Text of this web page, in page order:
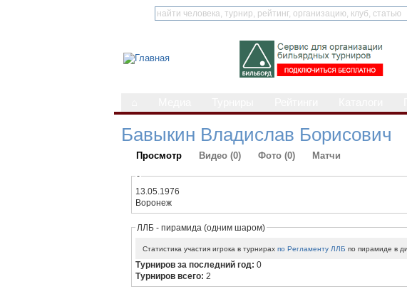
Бавыкин Владислав Борисович
Просмотр Видео (0) Фото (0) Матчи
-
13.05.1976
Воронеж
ЛЛБ - пирамида (одним шаром)
Статистика участия игрока в турнирахпо Регламенту ЛЛБ по пирамиде в
Турниров за последний год:0
Турниров всего:2